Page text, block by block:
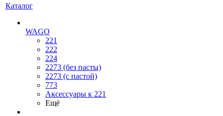
Каталог
WAGO
221
222
224
2273 (без пасты)
2273 (с пастой)
773
Аксессуары к 221
Ещё